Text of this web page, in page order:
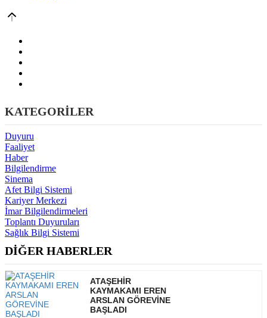
KATEGORİLER
Duyuru
Faaliyet
Haber
Bilgilendirme
Sinema
Afet Bilgi Sistemi
Kariyer Merkezi
İmar Bilgilendirmeleri
Toplantı Duyuruları
Sağlık Bilgi Sistemi
DİĞER HABERLER
ATAŞEHİR
KAYMAKAMI EREN
ARSLAN GÖREVİNE
BAŞLADI